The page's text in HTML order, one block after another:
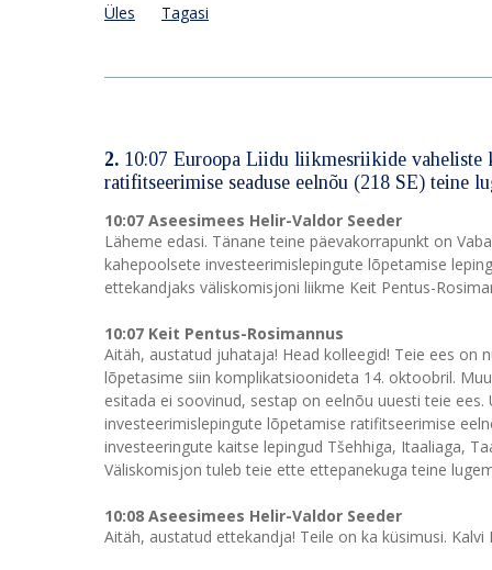
Üles Tagasi
2. 10:07 Euroopa Liidu liikmesriikide vaheliste
ratifitseerimise seaduse eelnõu (218 SE) teine
10:07 Aseesimees Helir-Valdor Seeder
Läheme edasi. Tänane teine päevakorrapunkt on
kahepoolsete investeerimislepingute lõpetamise
ettekandjaks väliskomisjoni liikme Keit Pentus-
10:07 Keit Pentus-Rosimannus
Aitäh, austatud juhataja! Head kolleegid! Teie ees on
lõpetasime siin komplikatsioonideta 14. oktoobril.
esitada ei soovinud, sestap on eelnõu uuesti teie
investeerimislepingute lõpetamise ratifitseerimise
investeeringute kaitse lepingud Tšehhiga, Itaaliaga,
Väliskomisjon tuleb teie ette ettepanekuga teine
10:08 Aseesimees Helir-Valdor Seeder
Aitäh, austatud ettekandja! Teile on ka küsimusi. Kalvi